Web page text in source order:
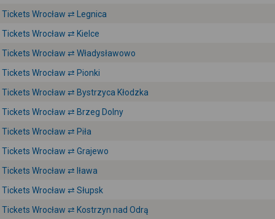
Tickets Wrocław ⇄ Legnica
Tickets Wrocław ⇄ Kielce
Tickets Wrocław ⇄ Władysławowo
Tickets Wrocław ⇄ Pionki
Tickets Wrocław ⇄ Bystrzyca Kłodzka
Tickets Wrocław ⇄ Brzeg Dolny
Tickets Wrocław ⇄ Piła
Tickets Wrocław ⇄ Grajewo
Tickets Wrocław ⇄ Iława
Tickets Wrocław ⇄ Słupsk
Tickets Wrocław ⇄ Kostrzyn nad Odrą